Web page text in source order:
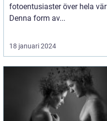
fotoentusiaster över hela
Denna form av...
18 januari 2024